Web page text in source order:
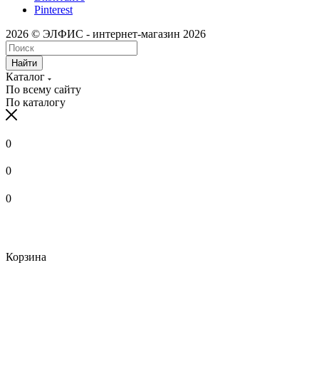
Pinterest
2026 © ЭЛФИС - интернет-магазин 2026
Найти
Каталог
По всему сайту
По каталогу
0
0
0
Корзина